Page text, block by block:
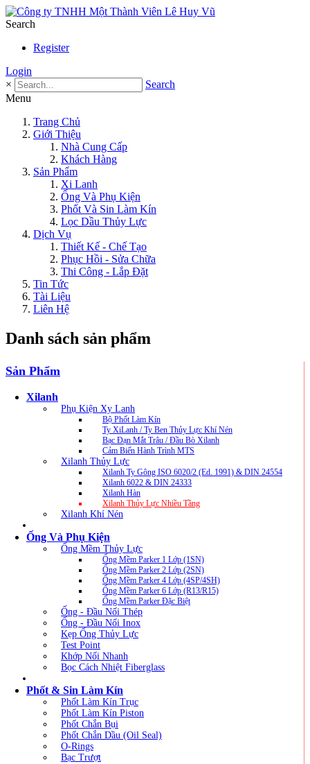
Search
Register
Login
×
Search
Menu
Trang Chủ
Giới Thiệu
Nhà Cung Cấp
Khách Hàng
Sản Phẩm
Xi Lanh
Ống Và Phụ Kiện
Phốt Và Sin Làm Kín
Lọc Dầu Thủy Lực
Dịch Vụ
Thiết Kế - Chế Tạo
Phục Hồi - Sửa Chữa
Thi Công - Lắp Đặt
Tin Tức
Tài Liệu
Liên Hệ
Danh sách sản phẩm
Sản Phẩm
Xilanh
Phụ Kiện Xy Lanh
Bộ Phốt Làm Kín
Ty XiLanh / Ty Ben Thủy Lực Khí Nén
Bạc Đạn Mắt Trâu / Đầu Bò Xilanh
Cảm Biến Hành Trình MTS
Xilanh Thủy Lực
Xilanh Ty Gông ISO 6020/2 (ed. 1991) & DIN 24554
Xilanh 6022 & DIN 24333
Xilanh Hàn
Xilanh Thủy Lực Nhiều Tầng
Xilanh Khí Nén
Ống Và Phụ Kiện
Ống Mềm Thủy Lực
Ống Mềm Parker 1 Lớp (1SN)
Ống Mềm Parker 2 Lớp (2SN)
Ống Mềm Parker 4 Lớp (4SP/4SH)
Ống Mềm Parker 6 Lớp (R13/R15)
Ống Mềm Parker Đặc Biệt
Ống - Đầu Nối Thép
Ống - Đầu Nối Inox
Kẹp Ống Thủy Lực
Test Point
Khớp Nối Nhanh
Bọc Cách Nhiệt Fiberglass
Phốt & Sin Làm Kín
Phốt Làm Kín Trục
Phốt Làm Kín Piston
Phốt Chắn Bụi
Phốt Chắn Dầu (Oil Seal)
O-Rings
Bạc Trượt